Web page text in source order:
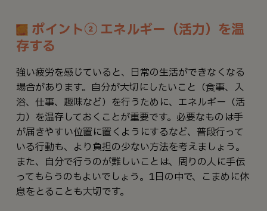
ポイント② エネルギー（活力）を温
存する
強い疲労を感じていると、日常の生活ができなくなる
場合があります。自分が大切にしたいこと（食事、入
浴、仕事、趣味など）を行うために、エネルギー（活
力）を温存しておくことが重要です。必要なものは手
が届きやすい位置に置くようにするなど、普段行って
いる行動も、より負担の少ない方法を考えましょう。
また、自分で行うのが難しいことは、周りの人に手伝
ってもらうのもよいでしょう。1日の中で、こまめに休
息をとることも大切です。